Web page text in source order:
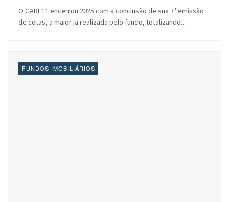
O GARE11 encerrou 2025 com a conclusão de sua 7ª emissão
de cotas, a maior já realizada pelo fundo, totalizando...
FUNDOS IMOBILIÁRIOS